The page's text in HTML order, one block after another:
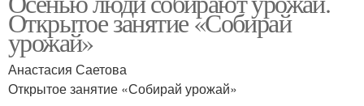
Открытое занятие «Собирай
урожай»
Анастасия Саетова
Открытое занятие «Собирай урожай»